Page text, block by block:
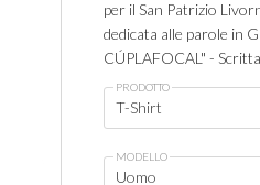
per il San Patrizio
dedicata alle parole in
CÚPLAFOCAL" -
PRODOTTO
T-Shirt
MODELLO
Uomo